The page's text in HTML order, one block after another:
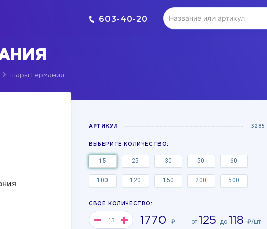
603-40-20
шары Германия
АРТИКУЛ 3285
ВЫБЕРИТЕ КОЛИЧЕСТВО:
15 25 30 50 60
100 120 150 200 500
СВОЕ КОЛИЧЕСТВО:
1770 ₽ от 125 до 118 ₽/шт